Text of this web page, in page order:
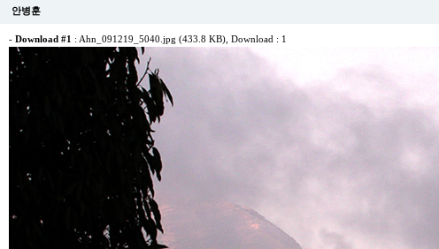
안병훈
- Download #1 : Ahn_091219_5040.jpg (433.8 KB) , Download : 1